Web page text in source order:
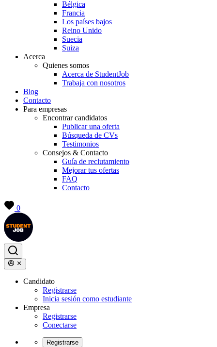
Bélgica
Francia
Los países bajos
Reino Unido
Suecia
Suiza
Acerca
Quienes somos
Acerca de StudentJob
Trabaja con nosotros
Blog
Contacto
Para empresas
Encontrar candidatos
Publicar una oferta
Búsqueda de CVs
Testimonios
Consejos & Contacto
Guía de reclutamiento
Mejorar tus ofertas
FAQ
Contacto
0
Candidato
Registrarse
Inicia sesión como estudiante
Empresa
Registrarse
Conectarse
Registrarse